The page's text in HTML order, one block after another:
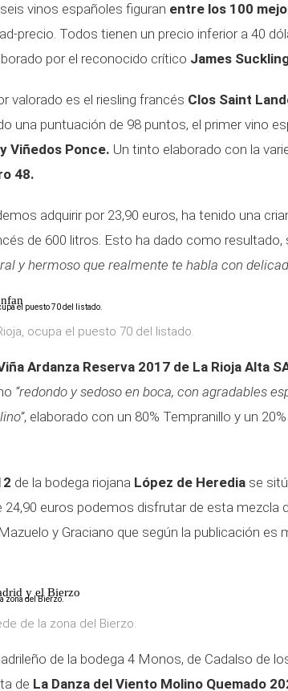
vinos españoles figuran entre los 100
precio. Todos tienen un precio inferior a 40
por el reconocido crítico James
valorado es el riesling francés Clos Saint
una puntuación de 98 puntos, el primer vino
Viñedos Ponce. Un tinto elaborado con la
48.
adquirir por 23,90 euros, ha tenido una
de 600 litros. Esto ha dado como resultado,
y hermoso que realmente te habla con
ocupa el puesto 70 del listado.
Ardanza Reserva 2017 de La Rioja Alta
“redondo y sedoso en boca, con agradables
, elaborado con un 80% Tempranillo y un
de la bodega riojana López de Heredia se
24,90 euros podemos disfrutar de esta mezcla
y Graciano que según la publicación es
y el Bierzo
de la zona del Bierzo.
de la bodega 4 Monos, de Cadalso de
de La Danza del Viento Molino Quemado